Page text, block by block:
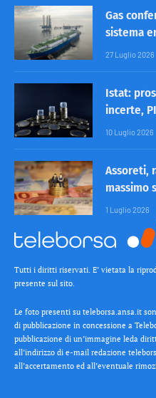
Gas
sistema
27 Luglio 2026
Istat:
incerte,
10 Luglio 2026
Assoreti,
massimo
1 Luglio 2026
Tutti i diritti riservati. E’ vietata la
presente sul sito.
Le foto presenti su teleborsa.ansa.it
di pubblicazione in concessione a
pubblicazione di un’immagine leda
all’indirizzo di e-mail redazione
all’accertamento ed all’eventuale